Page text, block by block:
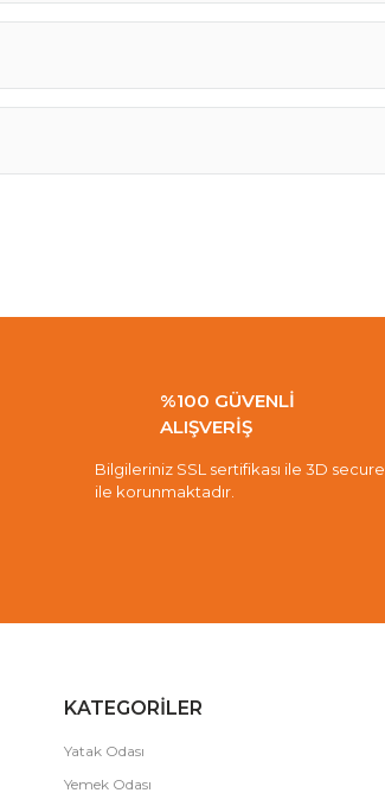
%100 GÜVENLİ
ALIŞVERİŞ
Bilgileriniz SSL sertifikası ile 3D secure
ile korunmaktadır.
KATEGORİLER
Yatak Odası
Yemek Odası